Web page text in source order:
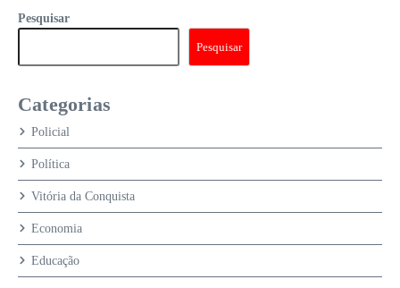
Pesquisar
Pesquisar
Categorias
Policial
Política
Vitória da Conquista
Economia
Educação